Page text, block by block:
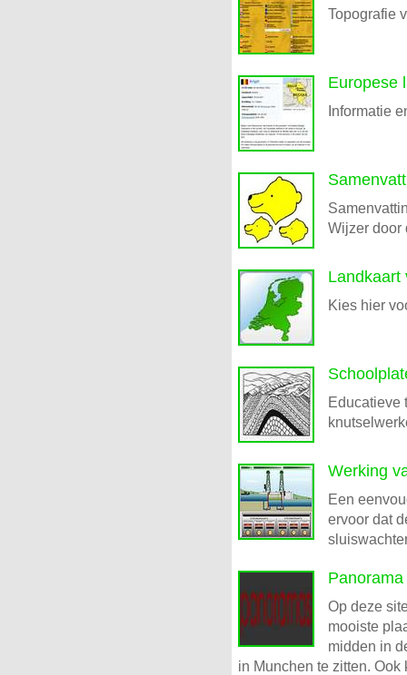
Topografie
Europese
Informatie
Wijzer door
Landkaart
Kies hier
Educatieve
Werking
Een
ervoor dat
Panorama
Op deze
mooiste
midden in
in Munchen te zitten.